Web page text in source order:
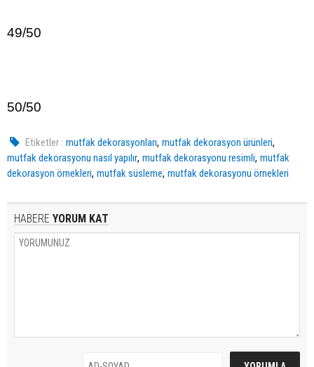
49/50
50/50
Etiketler : mutfak dekorasyonları,mutfak dekorasyon ürünleri,
mutfak dekorasyonu nasıl yapılır, mutfak dekorasyonu resimli, mutfak
dekorasyon örnekleri, mutfak süsleme, mutfak dekorasyonu örnekleri
HABERE YORUM KAT